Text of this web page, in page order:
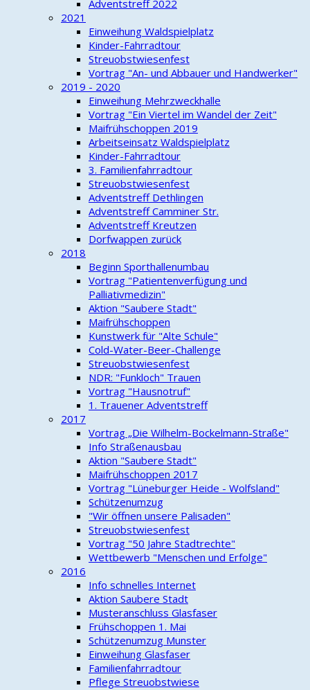
Adventstreff 2022
2021
Einweihung Waldspielplatz
Kinder-Fahrradtour
Streuobstwiesenfest
Vortrag "An- und Abbauer und Handwerker"
2019 - 2020
Einweihung Mehrzweckhalle
Vortrag "Ein Viertel im Wandel der Zeit"
Maifrühschoppen 2019
Arbeitseinsatz Waldspielplatz
Kinder-Fahrradtour
3. Familienfahrradtour
Streuobstwiesenfest
Adventstreff Dethlingen
Adventstreff Camminer Str.
Adventstreff Kreutzen
Dorfwappen zurück
2018
Beginn Sporthallenumbau
Vortrag "Patientenverfügung und
Palliativmedizin"
Aktion "Saubere Stadt"
Maifrühschoppen
Kunstwerk für "Alte Schule"
Cold-Water-Beer-Challenge
Streuobstwiesenfest
NDR: "Funkloch" Trauen
Vortrag "Hausnotruf"
1. Trauener Adventstreff
2017
Vortrag „Die Wilhelm-Bockelmann-Straße"
Info Straßenausbau
Aktion "Saubere Stadt"
Maifrühschoppen 2017
Vortrag "Lüneburger Heide - Wolfsland"
Schützenumzug
"Wir öffnen unsere Palisaden"
Streuobstwiesenfest
Vortrag "50 Jahre Stadtrechte"
Wettbewerb "Menschen und Erfolge"
2016
Info schnelles Internet
Aktion Saubere Stadt
Musteranschluss Glasfaser
Frühschoppen 1. Mai
Schützenumzug Munster
Einweihung Glasfaser
Familienfahrradtour
Pflege Streuobstwiese